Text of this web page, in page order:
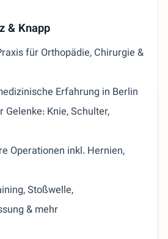
& Knapp
für Orthopädie, Chirurgie &
Erfahrung in Berlin
Gelenke: Knie, Schulter,
Operationen inkl. Hernien,
Stoßwelle,
& mehr